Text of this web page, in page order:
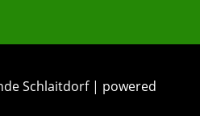
Schlaitdorf | powered